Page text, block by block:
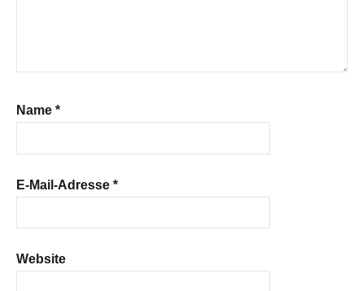
Name *
E-Mail-Adresse *
Website